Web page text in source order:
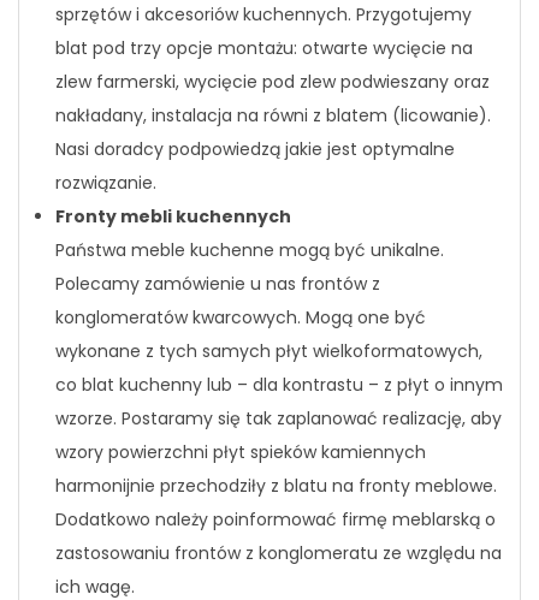
sprzętów i akcesoriów kuchennych. Przygotujemy
blat pod trzy opcje montażu: otwarte wycięcie na
zlew farmerski, wycięcie pod zlew podwieszany oraz
nakładany, instalacja na równi z blatem (licowanie).
Nasi doradcy podpowiedzą jakie jest optymalne
rozwiązanie.
Fronty mebli kuchennych
Państwa meble kuchenne mogą być unikalne.
Polecamy zamówienie u nas frontów z
konglomeratów kwarcowych. Mogą one być
wykonane z tych samych płyt wielkoformatowych,
co blat kuchenny lub – dla kontrastu – z płyt o innym
wzorze. Postaramy się tak zaplanować realizację, aby
wzory powierzchni płyt spieków kamiennych
harmonijnie przechodziły z blatu na fronty meblowe.
Dodatkowo należy poinformować firmę meblarską o
zastosowaniu frontów z konglomeratu ze względu na
ich wagę.